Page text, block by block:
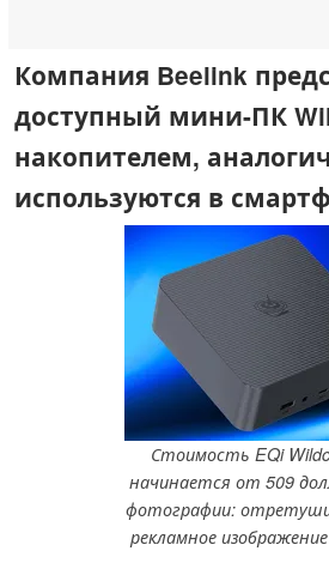
Компания Beelink
доступный мини-ПК
накопителем,
используются в
Стоимость EQi
начинается от 509
фотографии:
рекламное